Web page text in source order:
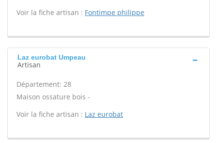
Voir la fiche artisan : Fontimpe philippe
Laz eurobat Umpeau
Artisan
Département: 28
Maison ossature bois -
Voir la fiche artisan : Laz eurobat